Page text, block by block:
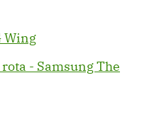
Wing
- Samsung The